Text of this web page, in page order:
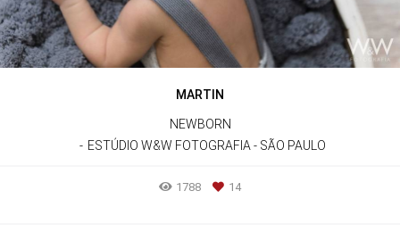
MARTIN
NEWBORN
ESTÚDIO W&W FOTOGRAFIA - SÃO PAULO
1788 14